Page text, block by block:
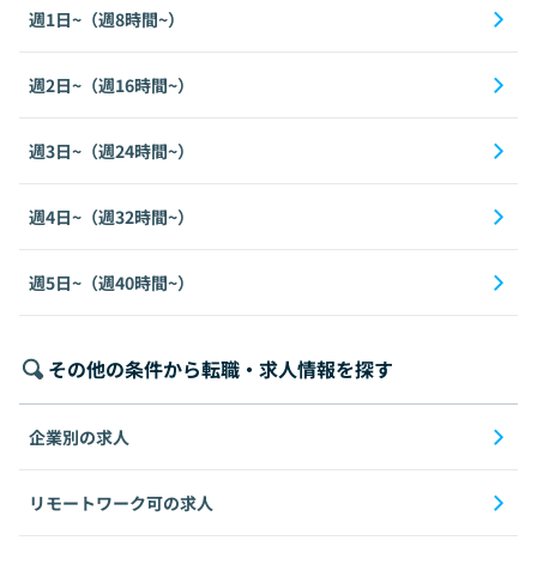
週1日~（週8時間~）
週2日~（週16時間~）
週3日~（週24時間~）
週4日~（週32時間~）
週5日~（週40時間~）
その他の条件から転職・求人情報を探す
企業別の求人
リモートワーク可の求人